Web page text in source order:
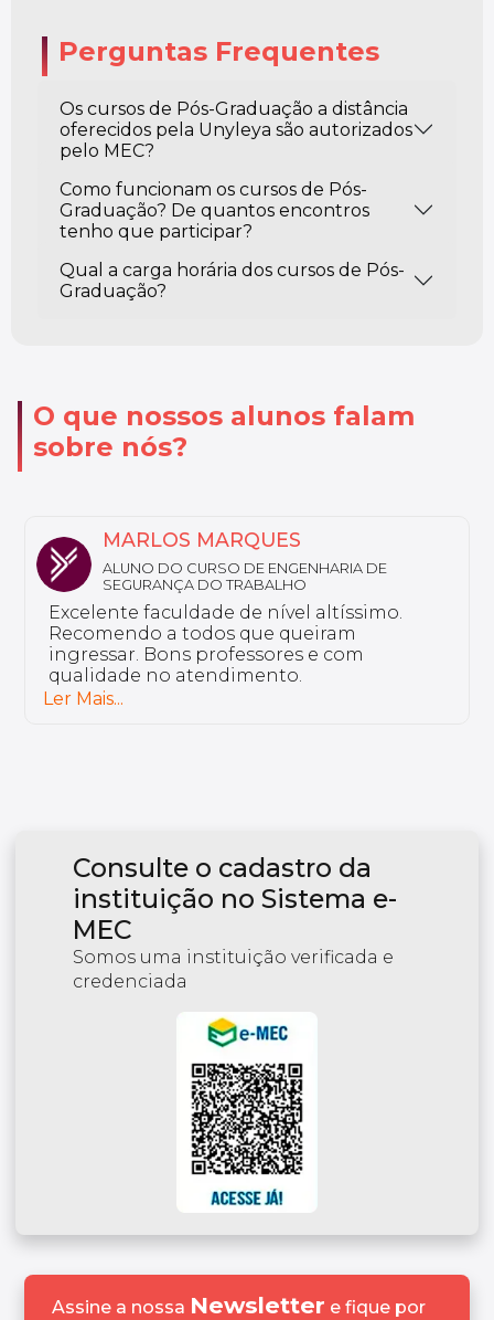
Perguntas Frequentes
Os cursos de Pós-Graduação a distância
oferecidos pela Unyleya são autorizados
pelo MEC?
Como funcionam os cursos de Pós-
Graduação? De quantos encontros
tenho que participar?
Qual a carga horária dos cursos de Pós-
Graduação?
O que nossos alunos falam
sobre nós?
NATHALY
ALUNA DO CURSO DE FARMÁCIA ESTÉTICA
Sou aluno da Unyleya da pós-graduação
em Saúde do Idoso e Gerontologia. Não
tenho nada a reclamar, a instituição é
excelente e tem professores bem
preparados.
Ler Mais...
Consulte o cadastro da
instituição no Sistema e-
MEC
Somos uma instituição verificada e
credenciada
Assine a nossa Newsletter e fique por